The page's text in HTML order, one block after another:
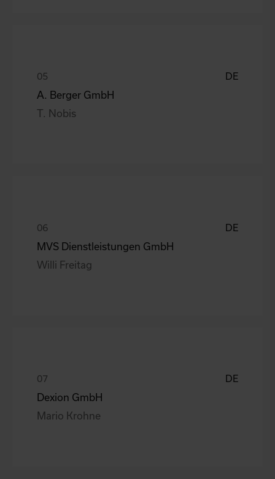
DE
A. Berger GmbH
T. Nobis
DE
MVS Dienstleistungen GmbH
Willi Freitag
DE
Dexion GmbH
Mario Krohne